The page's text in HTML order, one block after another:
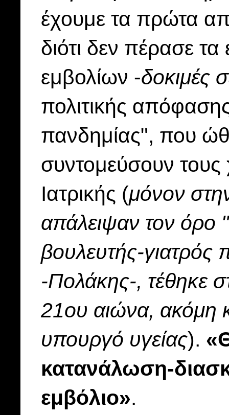
έχουμε τα πρώτα
διότι δεν πέρασε
εμβολίων -δοκιμές
πολιτικής
πανδημίας", που
συντομεύσουν τους
Ιατρικής (μόνον
απάλειψαν τον όρο
βουλευτής-γιατρός
-Πολάκης-, τέθηκε
21ου αιώνα, ακόμη
υπουργό υγείας).
κατανάλωση-
εμβόλιο».